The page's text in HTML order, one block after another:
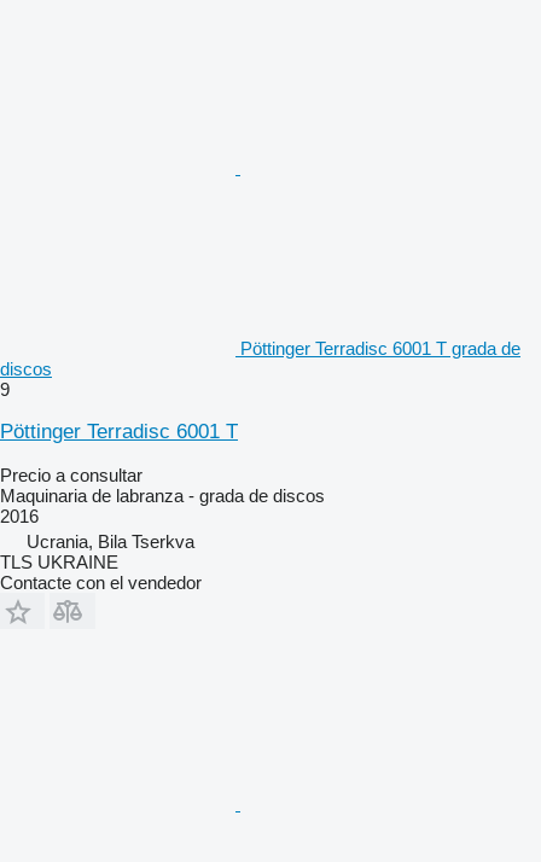
Pöttinger Terradisc 6001 T grada de
discos
9
Pöttinger Terradisc 6001 T
Precio a consultar
Maquinaria de labranza - grada de discos
2016
Ucrania, Bila Tserkva
TLS UKRAINE
Contacte con el vendedor